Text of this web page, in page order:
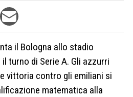
il Bologna allo stadio
turno di Serie A. Gli azzurri
vittoria contro gli emiliani si
matematica alla